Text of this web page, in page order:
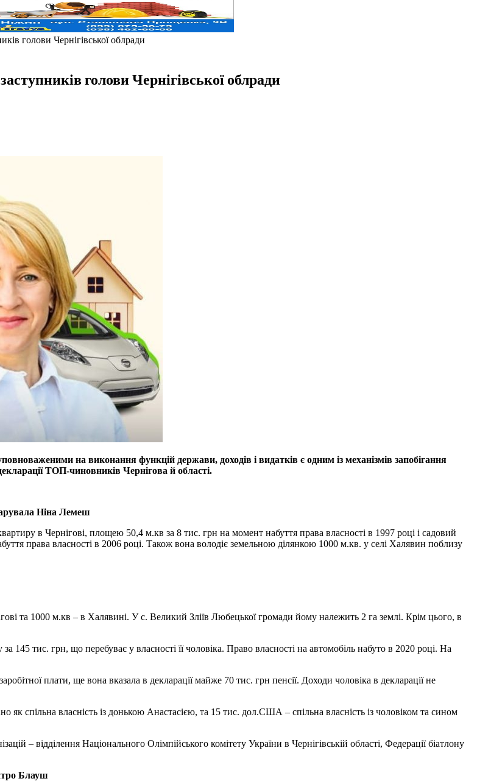
голови Чернігівської облради
голови Чернігівської облради
на виконання функцій держави, доходів і видатків є одним із механізмів запобігання
ТОП-чиновників Чернігова й області.
Ніна Лемеш
в Чернігові, площею 50,4 м.кв за 8 тис. грн на момент набуття права власності в 1997 році і садовий
права власності в 2006 році. Також вона володіє земельною ділянкою 1000 м.кв. у селі Халявин поблизу
та 1000 м.кв – в Халявині. У с. Великий Зліїв Любецької громади йому належить 2 га землі. Крім цього, в
тис. грн, що перебуває у власності її чоловіка. Право власності на автомобіль набуто в 2020 році. На
плати, ще вона вказала в декларації майже 70 тис. грн пенсії. Доходи чоловіка в декларації не
як спільна власність із донькою Анастасією, та 15 тис. дол.США – спільна власність із чоловіком та сином
– відділення Національного Олімпійського комітету України в Чернігівській області, Федерації біатлону
Блауш